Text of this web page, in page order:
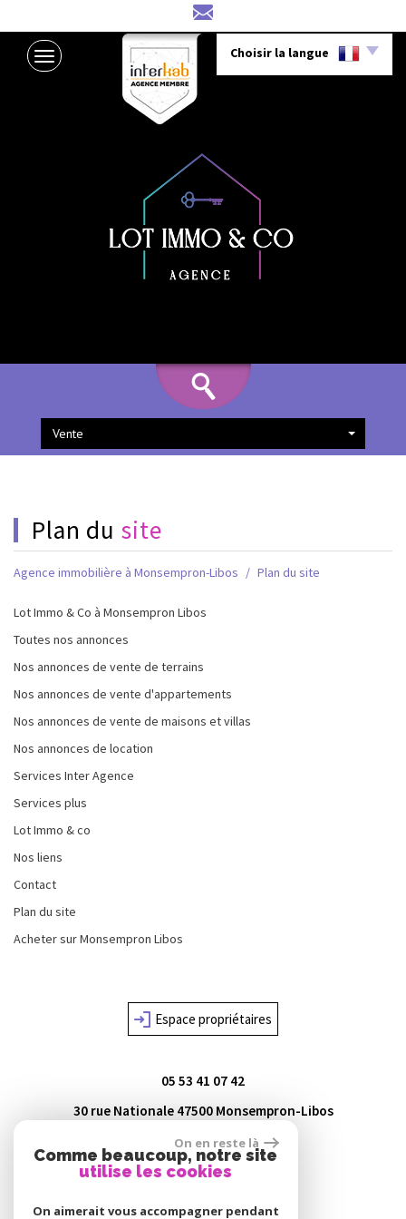
Choisir la langue
Vente
plan du site
Agence immobilière à Monsempron-Libos Plan du site
Lot Immo & Co à Monsempron Libos
Toutes nos annonces
Nos annonces de vente de terrains
Nos annonces de vente d'appartements
Nos annonces de vente de maisons et villas
Nos annonces de location
Services Inter Agence
Services plus
Lot Immo & co
Nos liens
Contact
Plan du site
Acheter sur Monsempron Libos
Espace propriétaires
05 53 41 07 42
30 rue Nationale 47500 Monsempron-Libos
agence@lot-immo.com
On en reste là
Comme beaucoup, notre site
utilise les cookies
On aimerait vous accompagner pendant